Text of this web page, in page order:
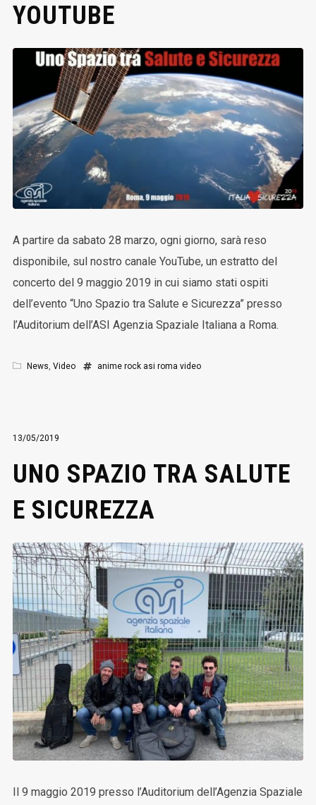
YOUTUBE
A partire da sabato 28 marzo, ogni giorno, sarà reso
disponibile, sul nostro canale YouTube, un estratto del
concerto del 9 maggio 2019 in cui siamo stati ospiti
dell’evento “Uno Spazio tra Salute e Sicurezza” presso
l’Auditorium dell’ASI Agenzia Spaziale Italiana a Roma.
News Video anime rock asi roma video
13/05/2019
UNO SPAZIO TRA SALUTE
E SICUREZZA
Il 9 maggio 2019 presso l’Auditorium dell’Agenzia Spaziale